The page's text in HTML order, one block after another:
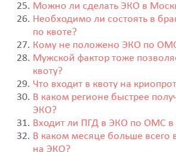
Можно ли сделать ЭКО в
Необходимо ли состоять в
по квоте?
Кому не положено ЭКО по
Мужской фактор тоже
квоту?
Что входит в квоту на
В каком регионе быстрее
ЭКО?
Входит ли ПГД в ЭКО по ОМС в
В каком месяце больше всего
на ЭКО?